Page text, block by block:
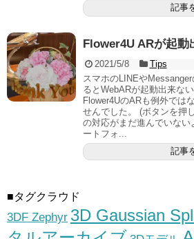
記事
Flower4U ARが起動
2021/5/8
Tips
スマホのLINEや
るとWebARが起動出来な
Flower4UのARも例外では
せんでした。 (ボタンを押
の対応がまだ進んでいな
ートフォ...
記事
■タグクラウド
3DF Zephyr 3D Gaussian